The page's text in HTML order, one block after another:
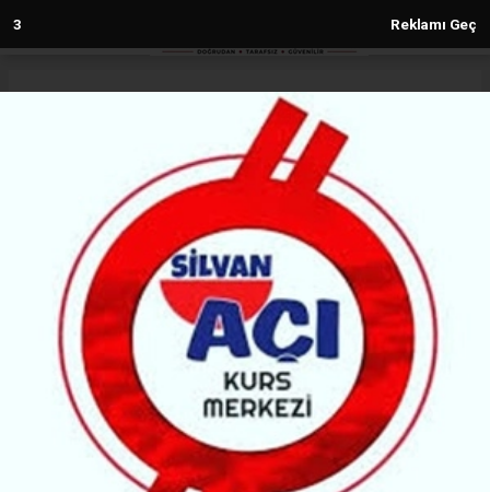
1 Reklamı Geç
Seyit Gazanfer: Hayalim Yeniden
Amedspor Forması Giymek
SPOR
(MH) - MALABADİ HABER | 11.06.2026 - 13:48, Güncelleme: 11.06.2026 - 13:48
70959+ kez okundu.
Silvanspor altyapısında yetişen ve son olarak
Hatayspor'da forma giyen Seyit Gazanfer,
"Amedspor'a hizmet etmek istiyorum" diyerek yeşil-
kırmızılı takıma dönme arzusunu dile getirdi.